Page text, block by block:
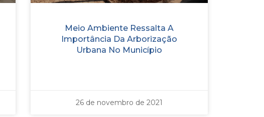
Meio Ambiente Ressalta A
Importância Da Arborização
Urbana No Município
26 de novembro de 2021